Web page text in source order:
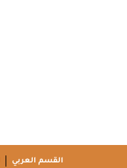
القسم العربي